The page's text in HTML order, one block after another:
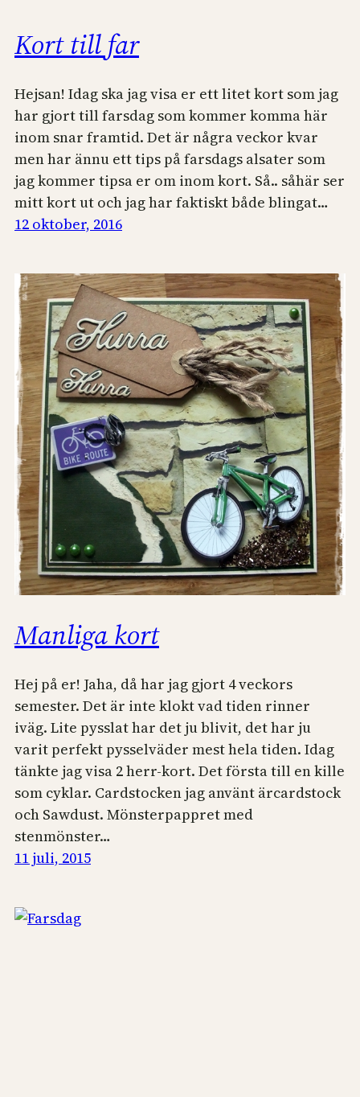
Kort till far
Hejsan! Idag ska jag visa er ett litet kort som jag
har gjort till farsdag som kommer komma här
inom snar framtid. Det är några veckor kvar
men har ännu ett tips på farsdags alsater som
jag kommer tipsa er om inom kort. Så.. såhär ser
mitt kort ut och jag har faktiskt både blingat…
12 oktober, 2016
Manliga kort
Hej på er! Jaha, då har jag gjort 4 veckors
semester. Det är inte klokt vad tiden rinner
iväg. Lite pysslat har det ju blivit, det har ju
varit perfekt pysselväder mest hela tiden. Idag
tänkte jag visa 2 herr-kort. Det första till en kille
som cyklar. Cardstocken jag använt ärcardstock
och Sawdust. Mönsterpappret med
stenmönster…
11 juli, 2015